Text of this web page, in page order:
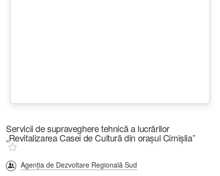
Servicii de supraveghere tehnică a lucrărilor
„Revitalizarea Casei de Cultură din orașul Cimișlia”
Agenția de Dezvoltare Regională Sud